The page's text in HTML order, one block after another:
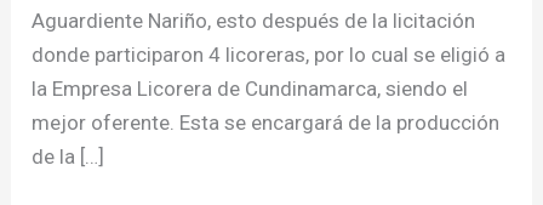
Aguardiente Nariño, esto después de la licitación
donde participaron 4 licoreras, por lo cual se eligió a
la Empresa Licorera de Cundinamarca, siendo el
mejor oferente. Esta se encargará de la producción
de la […]